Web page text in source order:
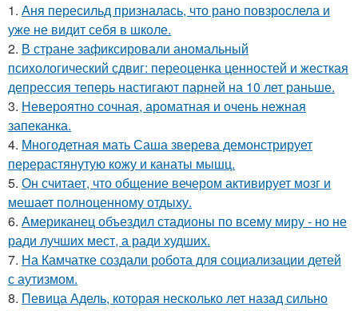
1. Аня пересильд призналась, что рано повзрослела и
уже не видит себя в школе.
2. В стране зафиксировали аномальный
психологический сдвиг: переоценка ценностей и жесткая
депрессия теперь настигают парней на 10 лет раньше.
3. Невероятно сочная, ароматная и очень нежная
запеканка.
4. Многодетная мать Саша зверева демонстрирует
перерастянутую кожу и канаты мышц.
5. Он считает, что общение вечером активирует мозг и
мешает полноценному отдыху.
6. Американец объездил стадионы по всему миру - но не
ради лучших мест, а ради худших.
7. На Камчатке создали робота для социализации детей
с аутизмом.
8. Певица Адель, которая несколько лет назад сильно